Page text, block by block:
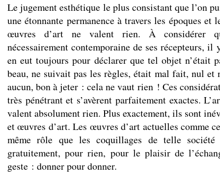
Le jugement esthétique le plus consistant que l’on
une étonnante permanence à travers les époques et
œuvres d’art ne valent rien. À considérer
nécessairement contemporaine de ses récepteurs,
en eut toujours pour déclarer que tel objet n’était
beau, ne suivait pas les règles, était mal fait, nul et
aucun, bon à jeter : cela ne vaut rien ! Ces
très pénétrant et s’avèrent parfaitement exactes.
valent absolument rien. Plus exactement, ils sont
et œuvres d’art. Les œuvres d’art actuelles comme
même rôle que les coquillages de telle société
gratuitement, pour rien, pour le plaisir de
geste : donner pour donner.